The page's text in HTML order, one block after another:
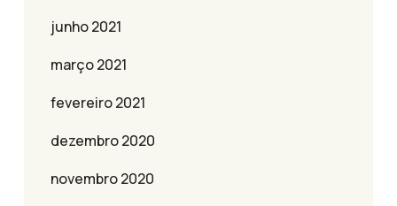
junho 2021
março 2021
fevereiro 2021
dezembro 2020
novembro 2020